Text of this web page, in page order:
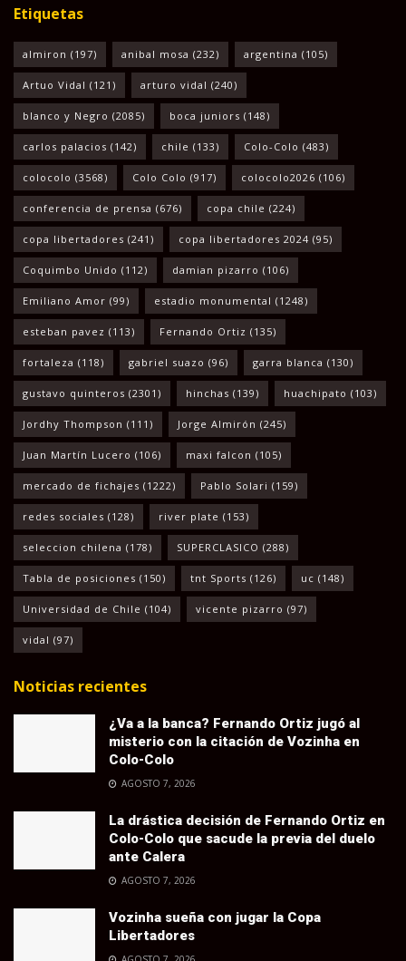
Etiquetas
almiron (197) anibal mosa (232) argentina (105)
Artuo Vidal (121) arturo vidal (240)
blanco y Negro (2085) boca juniors (148)
carlos palacios (142) chile (133) Colo-Colo (483)
colocolo (3568) Colo Colo (917) colocolo2026 (106)
conferencia de prensa (676) copa chile (224)
copa libertadores (241) copa libertadores 2024 (95)
Coquimbo Unido (112) damian pizarro (106)
Emiliano Amor (99) estadio monumental (1248)
esteban pavez (113) Fernando Ortiz (135)
fortaleza (118) gabriel suazo (96) garra blanca (130)
gustavo quinteros (2301) hinchas (139) huachipato (103)
Jordhy Thompson (111) Jorge Almirón (245)
Juan Martín Lucero (106) maxi falcon (105)
mercado de fichajes (1222) Pablo Solari (159)
redes sociales (128) river plate (153)
seleccion chilena (178) SUPERCLASICO (288)
Tabla de posiciones (150) tnt Sports (126) uc (148)
Universidad de Chile (104) vicente pizarro (97)
vidal (97)
Noticias recientes
¿Va a la banca? Fernando Ortiz jugó al
misterio con la citación de Vozinha en
Colo-Colo
AGOSTO 7, 2026
La drástica decisión de Fernando Ortiz en
Colo-Colo que sacude la previa del duelo
ante Calera
AGOSTO 7, 2026
Vozinha sueña con jugar la Copa
Libertadores